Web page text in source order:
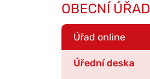
OBECNÍ ÚŘAD
Úřad online
Úřední deska